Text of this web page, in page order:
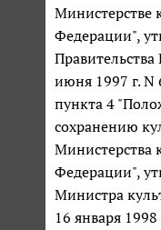
Министерстве
Федерации",
июня 1997 г. N
пункта 4
сохранению
Министерства
Федерации",
Министра
16 января